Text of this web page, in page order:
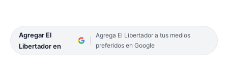
Agregar El
Libertador en
Agrega El Libertador a tus medios
preferidos en Google